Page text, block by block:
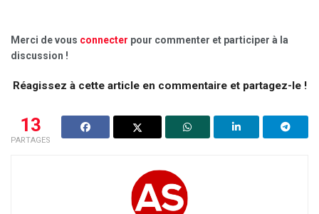
Merci de vous connecter pour commenter et participer à la
discussion !
Réagissez à cette article en commentaire et partagez-le !
13
PARTAGES